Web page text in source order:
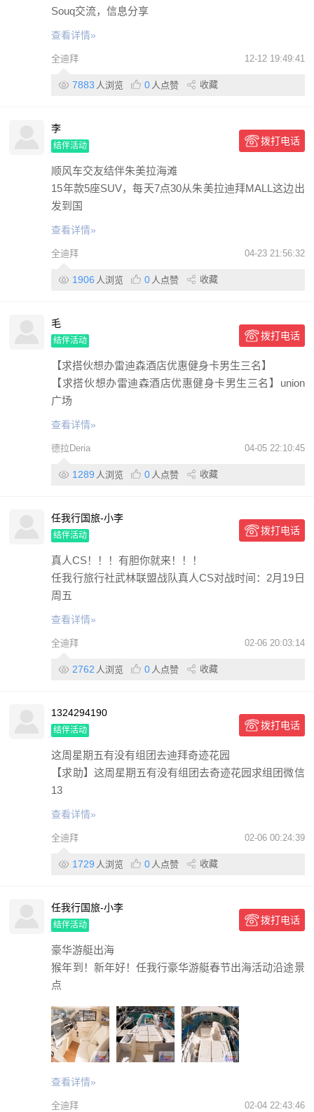
Souq交流，信息分享
查看详情»
全迪拜 12-12 19:49:41
7883 人浏览 0 人点赞 收藏
李
结伴活动 拨打电话
顺风车交友结伴朱美拉海滩
15年款5座SUV，每天7点30从朱美拉迪拜MALL这边出
发到国
查看详情»
全迪拜 04-23 21:56:32
1906 人浏览 0 人点赞 收藏
毛
结伴活动 拨打电话
【求搭伙想办雷迪森酒店优惠健身卡男生三名】
【求搭伙想办雷迪森酒店优惠健身卡男生三名】union
广场
查看详情»
德拉Deria 04-05 22:10:45
1289 人浏览 0 人点赞 收藏
任我行国旅-小李
结伴活动 拨打电话
真人CS！！！有胆你就来！！！
任我行旅行社武林联盟战队真人CS对战时间：2月19日
周五
查看详情»
全迪拜 02-06 20:03:14
2762 人浏览 0 人点赞 收藏
1324294190
结伴活动 拨打电话
这周星期五有没有组团去迪拜奇迹花园
【求助】这周星期五有没有组团去奇迹花园求组团微信
13
查看详情»
全迪拜 02-06 00:24:39
1729 人浏览 0 人点赞 收藏
任我行国旅-小李
结伴活动 拨打电话
豪华游艇出海
猴年到！新年好！任我行豪华游艇春节出海活动沿途景
点
查看详情»
全迪拜 02-04 22:43:46